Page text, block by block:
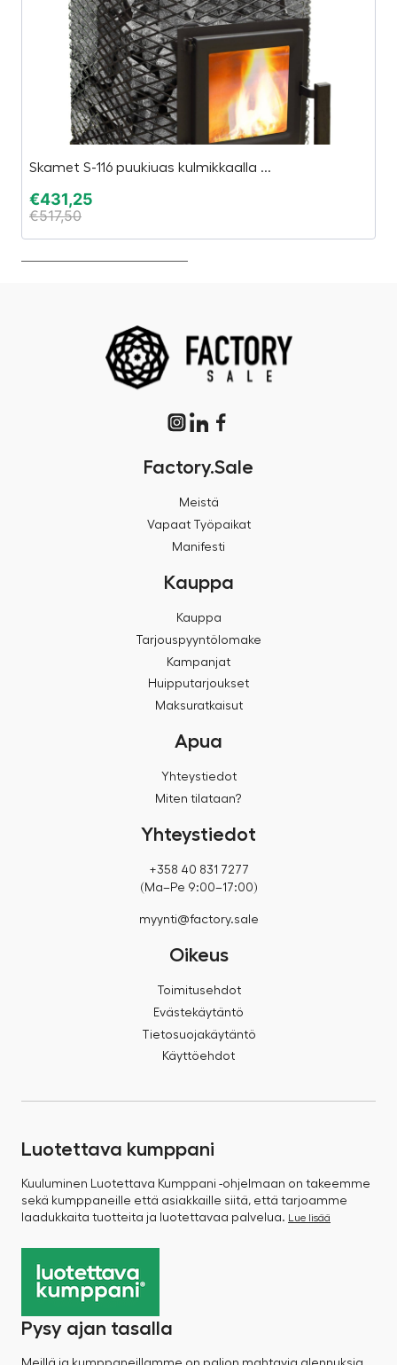
Skamet S-116 puukiuas kulmikkaalla ...
€431,25
€517,50
Factory.Sale
Meistä
Vapaat Työpaikat
Manifesti
Kauppa
Kauppa
Tarjouspyyntölomake
Kampanjat
Huipputarjoukset
Maksuratkaisut
Apua
Yhteystiedot
Miten tilataan?
Yhteystiedot
+358 40 831 7277
(Ma–Pe 9:00–17:00)
myynti@factory.sale
Oikeus
Toimitusehdot
Evästekäytäntö
Tietosuojakäytäntö
Käyttöehdot
Luotettava kumppani
Kuuluminen Luotettava Kumppani -ohjelmaan on takeemme
sekä kumppaneille että asiakkaille siitä, että tarjoamme
laadukkaita tuotteita ja luotettavaa palvelua.
Lue lisää
Pysy ajan tasalla